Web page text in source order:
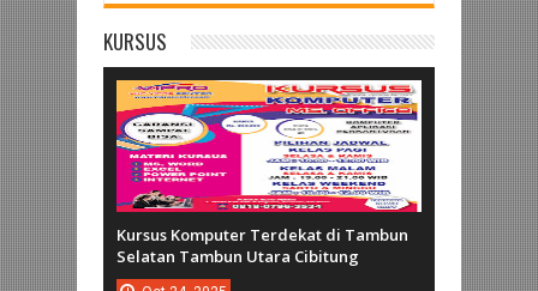
KURSUS
Kursus Komputer Terdekat di Tambun
Selatan Tambun Utara Cibitung